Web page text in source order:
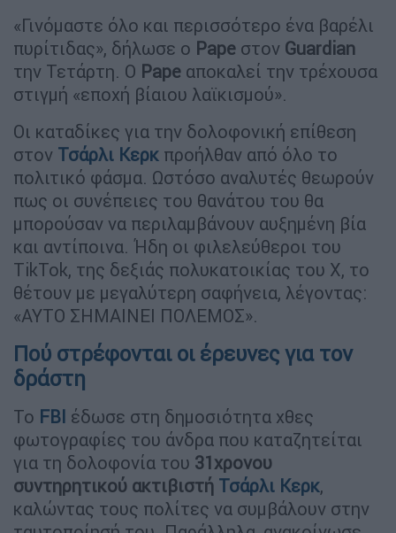
«Γινόμαστε όλο και περισσότερο ένα βαρέλι
πυρίτιδας», δήλωσε ο Pape στον Guardian
την Τετάρτη. Ο Pape αποκαλεί την τρέχουσα
στιγμή «εποχή βίαιου λαϊκισμού».
Οι καταδίκες για την δολοφονική επίθεση
στον Τσάρλι Κερκ προήλθαν από όλο το
πολιτικό φάσμα. Ωστόσο αναλυτές θεωρούν
πως οι συνέπειες του θανάτου του θα
μπορούσαν να περιλαμβάνουν αυξημένη βία
και αντίποινα. Ήδη οι φιλελεύθεροι του
TikTok, της δεξιάς πολυκατοικίας του Χ, το
θέτουν με μεγαλύτερη σαφήνεια, λέγοντας:
«ΑΥΤΟ ΣΗΜΑΙΝΕΙ ΠΟΛΕΜΟΣ».
Πού στρέφονται οι έρευνες για τον
δράστη
Το FBI έδωσε στη δημοσιότητα χθες
φωτογραφίες του άνδρα που καταζητείται
για τη δολοφονία του 31χρονου
συντηρητικού ακτιβιστή Τσάρλι Κερκ,
καλώντας τους πολίτες να συμβάλουν στην